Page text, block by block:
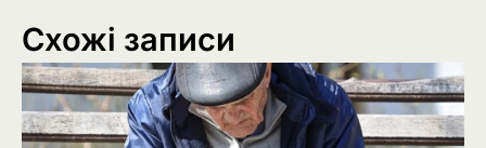
Схожі записи